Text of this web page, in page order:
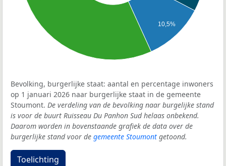
10,5%
Bevolking, burgerlijke staat: aantal en percentage inwoners
op 1 januari 2026 naar burgerlijke staat in de gemeente
Stoumont. De verdeling van de bevolking naar burgelijke stand
is voor de buurt Ruisseau Du Panhon Sud helaas onbekend.
Daarom worden in bovenstaande grafiek de data over de
burgerlijke stand voor de gemeente Stoumont getoond.
Toelichting